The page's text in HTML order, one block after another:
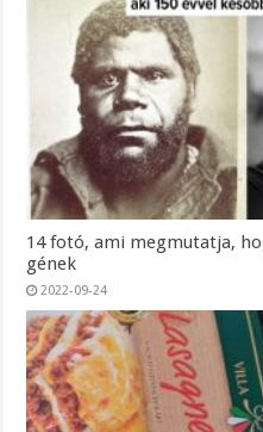
14 fotó, ami megmutatja,
gének
2022-09-24